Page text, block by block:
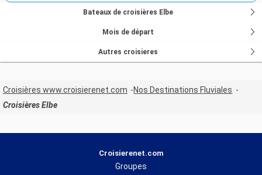
Bateaux de croisières Elbe
Mois de départ
Autres croisieres
Croisières www.croisierenet.com
Nos Destinations Fluviales
Croisières Elbe
Croisierenet.com
Groupes